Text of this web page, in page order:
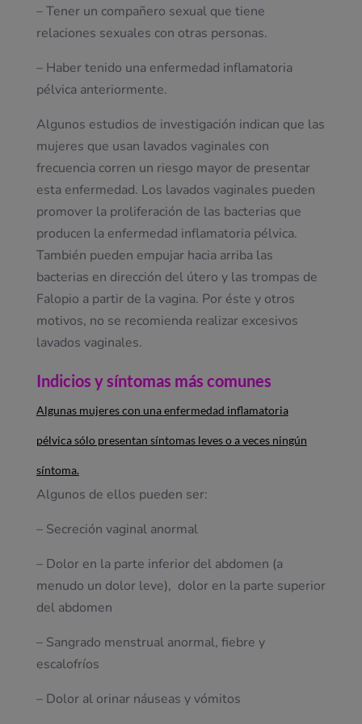
– Tener un compañero sexual que tiene
relaciones sexuales con otras personas.
– Haber tenido una enfermedad inflamatoria
pélvica anteriormente.
Algunos estudios de investigación indican que las
mujeres que usan lavados vaginales con
frecuencia corren un riesgo mayor de presentar
esta enfermedad. Los lavados vaginales pueden
promover la proliferación de las bacterias que
producen la enfermedad inflamatoria pélvica.
También pueden empujar hacia arriba las
bacterias en dirección del útero y las trompas de
Falopio a partir de la vagina. Por éste y otros
motivos, no se recomienda realizar excesivos
lavados vaginales.
Indicios y síntomas más comunes
Algunas mujeres con una enfermedad inflamatoria
pélvica sólo presentan síntomas leves o a veces ningún
síntoma.
Algunos de ellos pueden ser:
– Secreción vaginal anormal
– Dolor en la parte inferior del abdomen (a
menudo un dolor leve), dolor en la parte superior
del abdomen
– Sangrado menstrual anormal, fiebre y
escalofríos
– Dolor al orinar náuseas y vómitos